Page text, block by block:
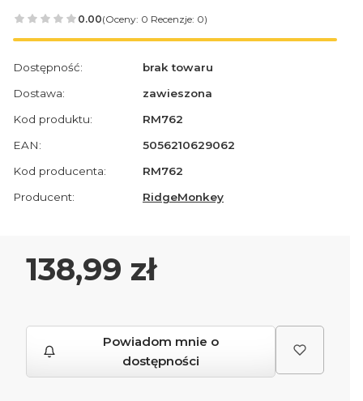
0.00(Oceny: 0 Recenzje: 0)
Dostępność:
brak towaru
Dostawa:
zawieszona
Kod produktu:
RM762
EAN:
5056210629062
Kod producenta:
RM762
Producent:
RidgeMonkey
Cena
138,99 zł
Powiadom mnie o
dostępności